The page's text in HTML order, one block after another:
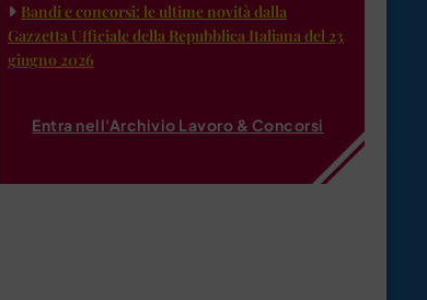
Bandi e concorsi: le ultime novità dalla
Gazzetta Ufficiale della Repubblica Italiana del 23
giugno 2026
Entra nell'Archivio Lavoro & Concorsi